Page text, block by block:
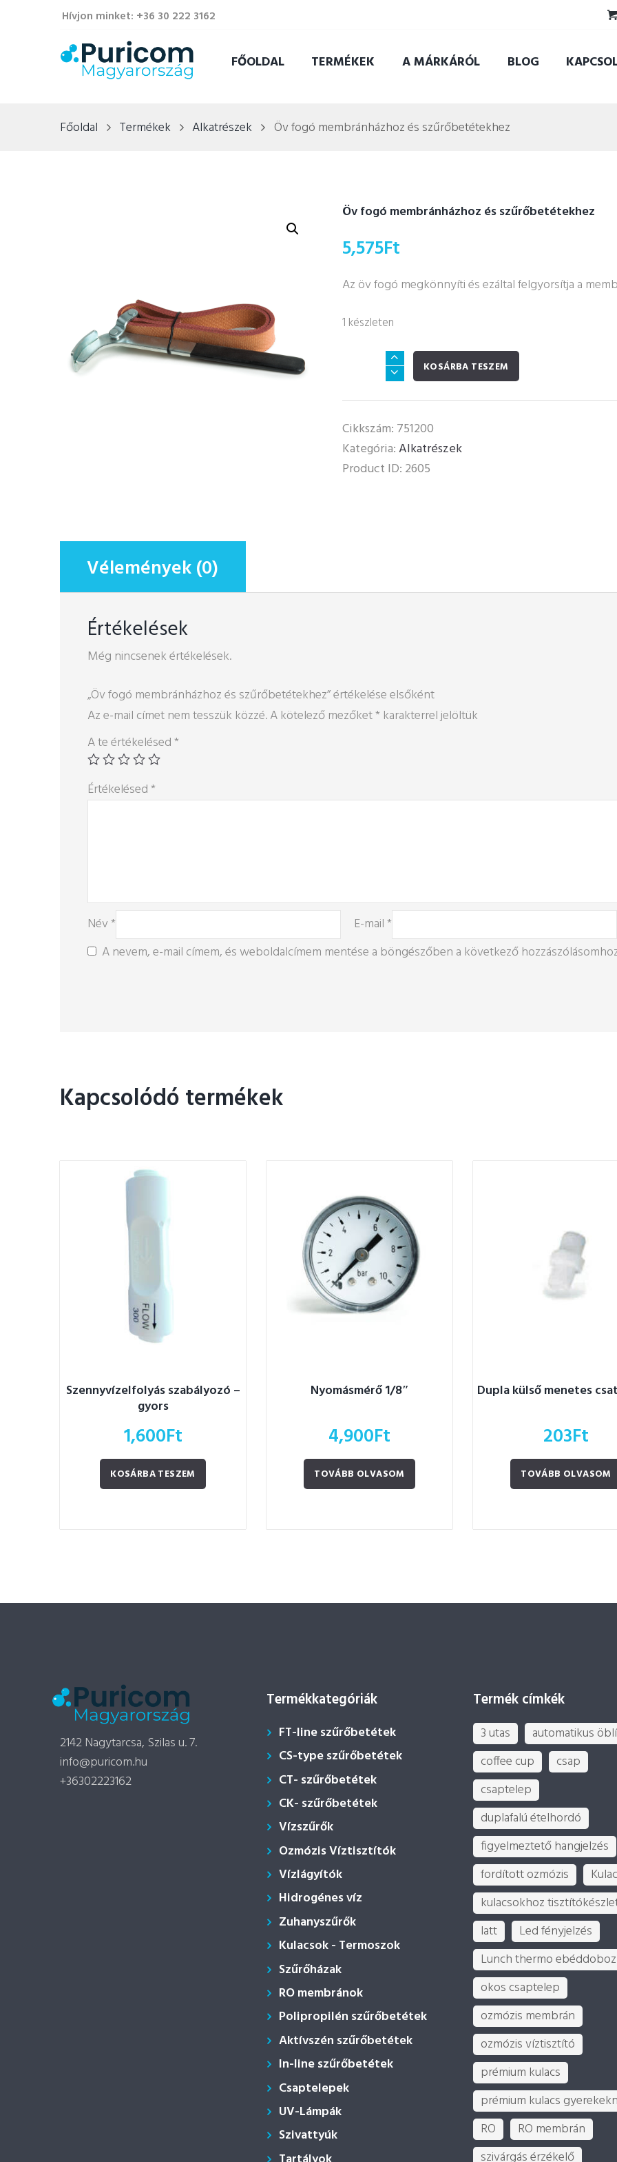
Hívjon minket: +36 30 222 3162
FŐOLDAL TERMÉKEK A MÁRKÁRÓL BLOG
Főoldal Termékek Alkatrészek Öv fogó membránházhoz és szűrőbetétekhez
Öv fogó membránházhoz és szűrőbetétekhez
5,575Ft
Az öv fogó megkönnyíti és ezáltal felgyorsítja a
1 készleten
membránházhoz
és
szűrőbetétekhez
mennyiség
KOSÁRBA TESZEM
Cikkszám: 751200
Kategória:Alkatrészek
Product ID: 2605
Vélemények (0)
Értékelések
Még nincsenek értékelések.
„Öv fogó membránházhoz és szűrőbetétekhez” értékelése elsőként
Az e-mail címet nem tesszük közzé.A kötelező mezőket* karakterrel jelöltük
A te értékelésed*
Értékelésed*
Név* E-mail*
A nevem, e-mail címem, és weboldalcímem mentése a böngészőben a következő
Kapcsolódó termékek
Szennyvízelfolyás szabályozó –
gyors
1,600Ft
KOSÁRBA TESZEM
Nyomásmérő 1/8″
4,900Ft
TOVÁBB OLVASOM
Dupla külső menetes
203Ft
TOVÁBB OLVASOM
2142 Nagytarcsa, Szilas u. 7.
info@puricom.hu
+36302223162
Termékkategóriák
FT-line szűrőbetétek
CS-type szűrőbetétek
CT- szűrőbetétek
CK- szűrőbetétek
Vízszűrők
Ozmózis Víztisztítók
Vízlágyítók
Hidrogénes víz
Zuhanyszűrők
Kulacsok - Termoszok
Szűrőházak
RO membránok
Polipropilén szűrőbetétek
Aktívszén szűrőbetétek
In-line szűrőbetétek
Csaptelepek
UV-Lámpák
Szivattyúk
Termék címkék
3 utas
automatikus
coffee cup
csap
csaptelep
duplafalú ételhordó
figyelmeztető hangjelzés
fordított ozmózis
kulacsokhoz
latt
Led fényjelzés
Lunch thermo ebéddoboz
okos csaptelep
ozmózis membrán
ozmózis víztisztító
prémium kulacs
prémium kulacs
RO
RO membrán
szivárgás érzékelő